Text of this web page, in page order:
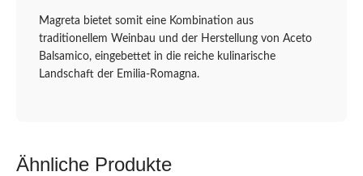
Magreta bietet somit eine Kombination aus
traditionellem Weinbau und der Herstellung von Aceto
Balsamico, eingebettet in die reiche kulinarische
Landschaft der Emilia-Romagna.
Ähnliche Produkte